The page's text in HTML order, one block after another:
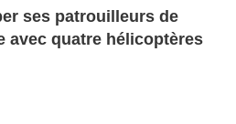
ses patrouilleurs de
avec quatre hélicoptères